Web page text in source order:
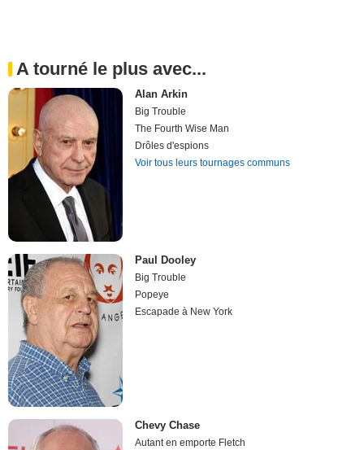
A tourné le plus avec...
Alan Arkin
Big Trouble
The Fourth Wise Man
Drôles d'espions
Voir tous leurs tournages communs
Paul Dooley
Big Trouble
Popeye
Escapade à New York
Chevy Chase
Autant en emporte Fletch